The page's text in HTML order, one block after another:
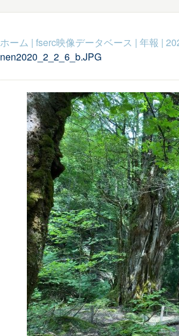
ホーム | fserc映像データベース | 年報 |
nen2020_2_2_6_b.JPG